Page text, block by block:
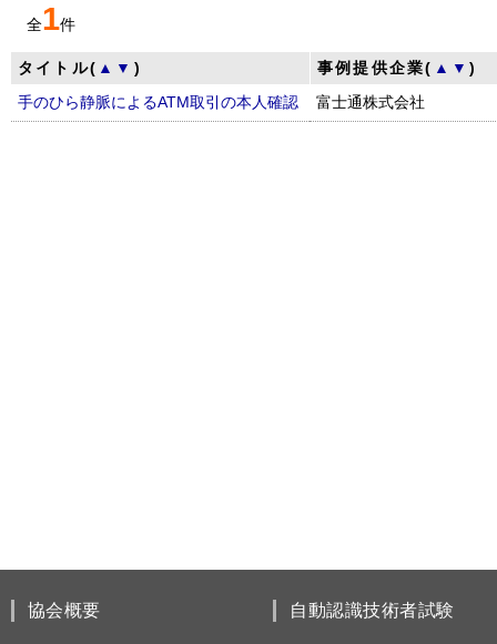
全1件
タイトル( ▲ ▼ ) 事例提供企業( ▲ ▼)
手のひら静脈によるATM取引の本人確認
富士通株式会社
協会概要 自動認識技術者試験